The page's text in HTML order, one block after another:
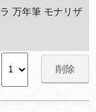
万年筆 モナリザ
削除